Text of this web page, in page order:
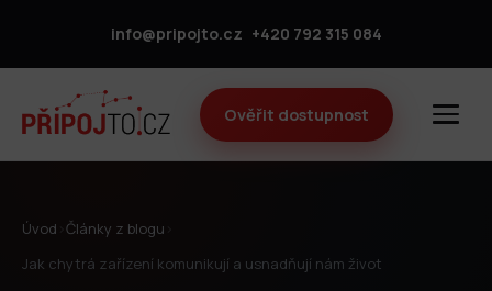
info@pripojto.cz +420 792 315 084
Ověřit dostupnost
Úvod Články z blogu
Jak chytrá zařízení komunikují a usnadňují nám život